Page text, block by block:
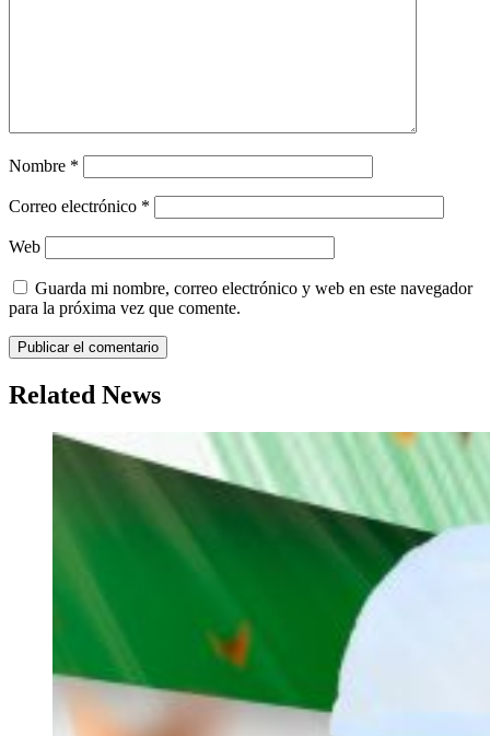
Nombre *
Correo electrónico *
Web
Guarda mi nombre, correo electrónico y web en este navegador
para la próxima vez que comente.
Related News